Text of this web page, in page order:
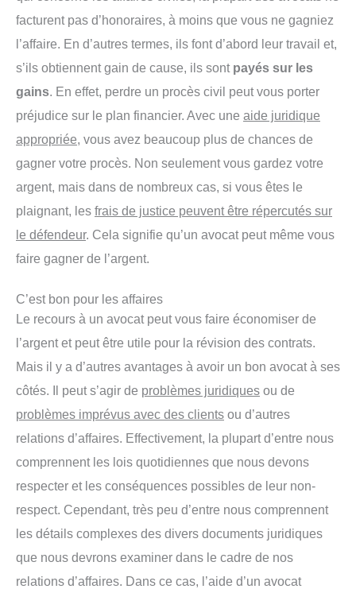
facturent pas d’honoraires, à moins que vous ne gagniez
l’affaire. En d’autres termes, ils font d’abord leur travail et,
s’ils obtiennent gain de cause, ils sont payés sur les
gains. En effet, perdre un procès civil peut vous porter
préjudice sur le plan financier. Avec une aide juridique
appropriée, vous avez beaucoup plus de chances de
gagner votre procès. Non seulement vous gardez votre
argent, mais dans de nombreux cas, si vous êtes le
plaignant, les frais de justice peuvent être répercutés sur
le défendeur. Cela signifie qu’un avocat peut même vous
faire gagner de l’argent.
C’est bon pour les affaires
Le recours à un avocat peut vous faire économiser de
l’argent et peut être utile pour la révision des contrats.
Mais il y a d’autres avantages à avoir un bon avocat à ses
côtés. Il peut s’agir de problèmes juridiques ou de
problèmes imprévus avec des clients ou d’autres
relations d’affaires. Effectivement, la plupart d’entre nous
comprennent les lois quotidiennes que nous devons
respecter et les conséquences possibles de leur non-
respect. Cependant, très peu d’entre nous comprennent
les détails complexes des divers documents juridiques
que nous devrons examiner dans le cadre de nos
relations d’affaires. Dans ce cas, l’aide d’un avocat